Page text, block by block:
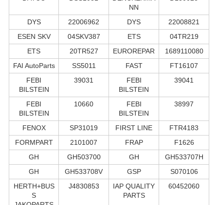
NN
DYS 22006962 DYS
22008821
ESEN SKV
04SKV387 ETS
04TR219
ETS
20TR527 EUROREPAR
1689110080
FAI AutoParts
SS5011 FAST
FT16107
FEBI
BILSTEIN
39031
FEBI
BILSTEIN
39041
FEBI
BILSTEIN
10660
FEBI
BILSTEIN
38997
FENOX SP31019 FIRST LINE
FTR4183
FORMPART
2101007 FRAP
F1626
GH
GH503700 GH
GH533707H
GH
GH533708V GSP
S070106
HERTH+BUS
S
J4830853
IAP QUALITY
PARTS
60452060